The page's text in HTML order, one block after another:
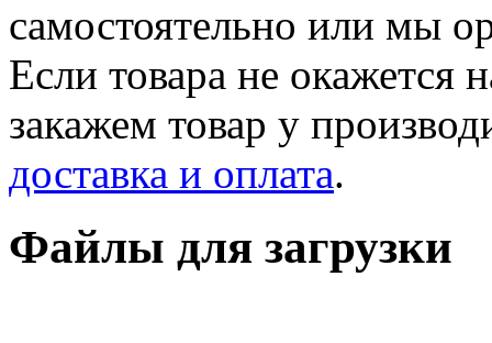
самостоятельно или мы
Если товара не окажется
закажем товар у
доставка и оплата.
Файлы для загрузки